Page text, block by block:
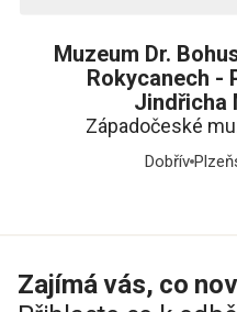
Muzeum Dr.
Rokycanech -
Jindřicha
Západočeské
Dobřív
Zajímá vás, co